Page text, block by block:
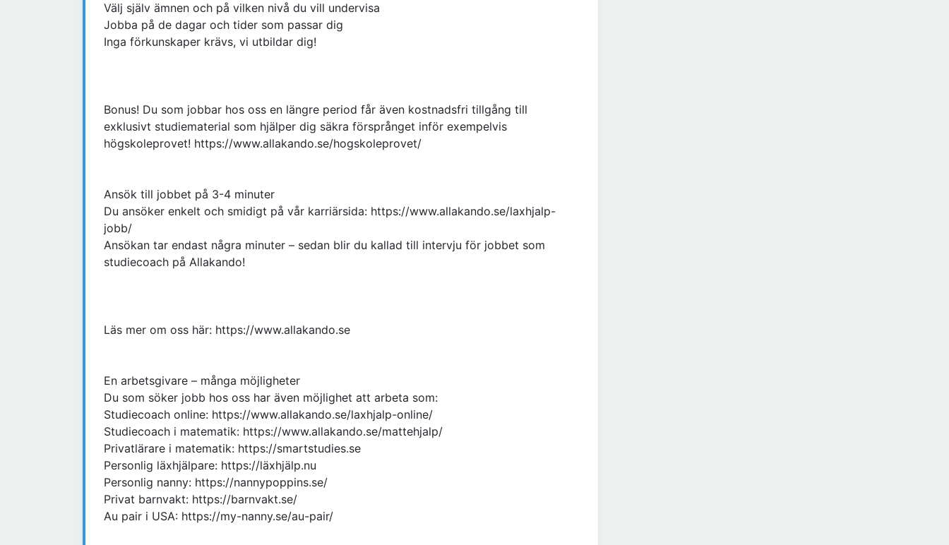
Välj själv ämnen och på vilken nivå du vill undervisa
Jobba på de dagar och tider som passar dig
Inga förkunskaper krävs, vi utbildar dig!
Bonus! Du som jobbar hos oss en längre period får även kostnadsfri tillgång till
exklusivt studiematerial som hjälper dig säkra försprånget inför exempelvis
högskoleprovet! https://www.allakando.se/hogskoleprovet/
Ansök till jobbet på 3-4 minuter
Du ansöker enkelt och smidigt på vår karriärsida: https://www.allakando.se/laxhjalp-
jobb/
Ansökan tar endast några minuter – sedan blir du kallad till intervju för jobbet som
studiecoach på Allakando!
Läs mer om oss här: https://www.allakando.se
En arbetsgivare – många möjligheter
Du som söker jobb hos oss har även möjlighet att arbeta som:
Studiecoach online: https://www.allakando.se/laxhjalp-online/
Studiecoach i matematik: https://www.allakando.se/mattehjalp/
Privatlärare i matematik: https://smartstudies.se
Personlig läxhjälpare: https://läxhjälp.nu
Personlig nanny: https://nannypoppins.se/
Privat barnvakt: https://barnvakt.se/
Au pair i USA: https://my-nanny.se/au-pair/